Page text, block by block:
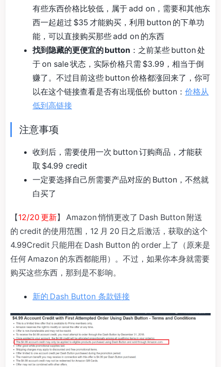
有些东西价格比较低，属于 add on，需要和其他东
西一起超过 $35 才能购买，利用 button 的下单功
能，可以直接购买那些 add on 的东西
找到隐藏的更便宜的 button ：之前某些 button 处
于 on sale 状态，实际价格只需 $3.99，相当于倒
赚了。不过目前这些 button 价格都涨回来了，你可
以在这个链接查看是否有出现低价 button： 价格从
低到高链接
注意事项
收到后，需要使用一次 button 订购商品，才能获
取 $4.99 credit
一定要选择自己所需要产品对应的 Button，不然就
白买了
【12/20 更新】 Amazon 悄悄更改了 Dash Button 附送
的 credit 的使用范围，12 月 20 日之后激活，获取的这个
4.99Credit 只能用在 Dash Button 的 order 上了（原来是
任何 Amazon 的东西都能用）。不过，如果你本身就需要
购买这些东西，那到是不影响。
新的 Dash Button 条款链接